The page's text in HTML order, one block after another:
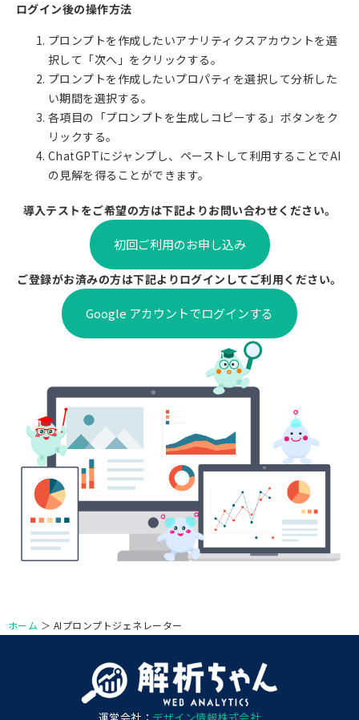
ログイン後の操作方法
プロンプトを作成したいアナリティクスアカウントを選
択して「次へ」をクリックする。
プロンプトを作成したいプロパティを選択して分析した
い期間を選択する。
各項目の「プロンプトを生成しコピーする」ボタンをク
リックする。
ChatGPTにジャンプし、ペーストして利用することでAI
の見解を得ることができます。
導入テストをご希望の方は下記よりお問い合わせください。
初回ご利用のお申し込み
ご登録がお済みの方は下記よりログインしてご利用ください。
Google アカウントでログインする
ホーム ＞ AIプロンプトジェネレーター